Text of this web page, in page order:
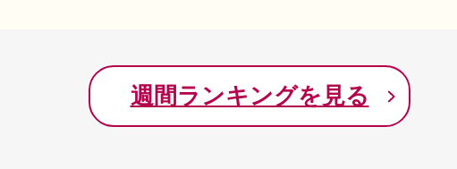
ます。
・万が一発送困難な場合は、当自治体の別のお品（同一
・返礼品が届きましたら、すぐに開封し中身のご確認をお
好評品 北海道 白糠
納税 冷凍
週間ランキングを見る